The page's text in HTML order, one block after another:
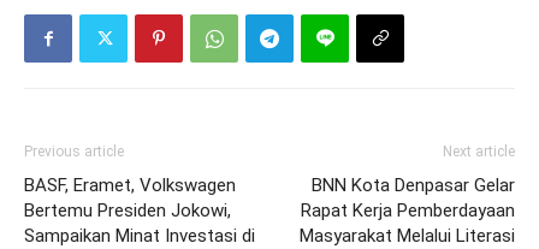
Previous article
BASF, Eramet, Volkswagen
Bertemu Presiden Jokowi,
Sampaikan Minat Investasi di
Next article
BNN Kota Denpasar Gelar
Rapat Kerja Pemberdayaan
Masyarakat Melalui Literasi